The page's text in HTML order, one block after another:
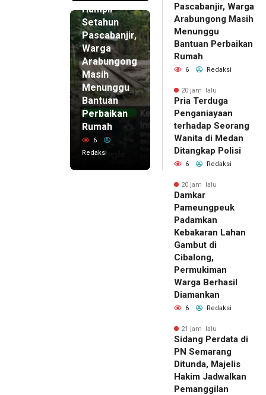
Hampir
Setahun
Pascabanjir,
Warga
Arabungong
Masih
Menunggu
Bantuan
Perbaikan
Rumah
6
Redaksi
Pascabanjir, Warga
Arabungong Masih
Menunggu
Bantuan Perbaikan
Rumah
6 Redaksi
20 jam lalu
Pria Terduga
Penganiayaan
terhadap Seorang
Wanita di Medan
Ditangkap Polisi
6 Redaksi
20 jam lalu
Damkar
Pameungpeuk
Padamkan
Kebakaran Lahan
Gambut di
Cibalong,
Permukiman
Warga Berhasil
Diamankan
6 Redaksi
21 jam lalu
Sidang Perdata di
PN Semarang
Ditunda, Majelis
Hakim Jadwalkan
Pemanggilan